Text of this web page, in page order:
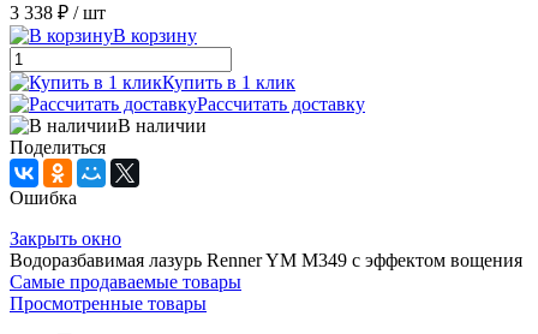
3 338 ₽ / шт
В корзину
Купить в 1 клик
Рассчитать доставку
В наличии
Поделиться
Ошибка
Закрыть окно
Водоразбавимая лазурь Renner YM M349 с эффектом вощения
Самые продаваемые товары
Просмотренные товары